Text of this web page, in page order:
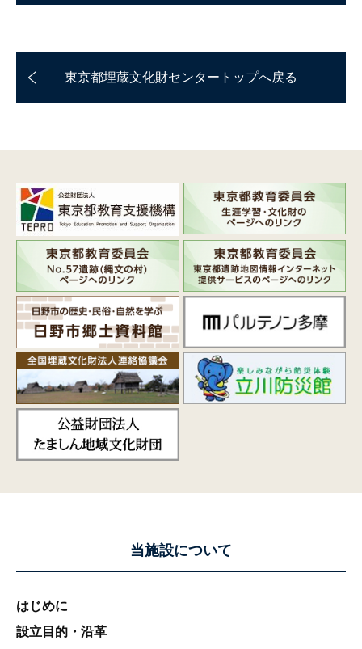
切な管理に努めています。
供を必要とする場合には、公益財団法人東
京都教育支援機構個人情報の保護に関する
規程実施要綱ほかを遵守し、厳正な管理の
もとで行います。
当機構が個人情報を取得する際は、ご本
人の意思による情報の提供（登録、申込
等）によることを原則とします。
当機構が個人情報を取扱うに当たって
は、その利用目的を明示し、目的外利用を
行わないための措置を講じ、明示した利用
目的を達成するために必要な範囲内でこれ
を行います。
３ 個人情報の漏えい、滅失又はき損
の防止及び是正について
は、当機構のセキュリティ施策を実施する
とで安全に蓄積・保管します。
ついて
当機構が独自に保有する個人情報の開
東京都埋蔵文化財センタートップへ戻る
当施設について
はじめに
設立目的・沿革